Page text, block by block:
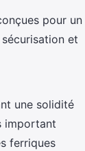
pour un
et
une solidité
important
ferriques